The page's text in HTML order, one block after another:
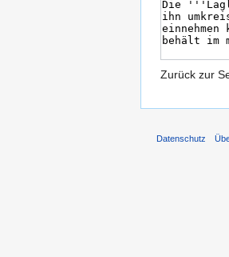
Zurück zur
Datenschutz